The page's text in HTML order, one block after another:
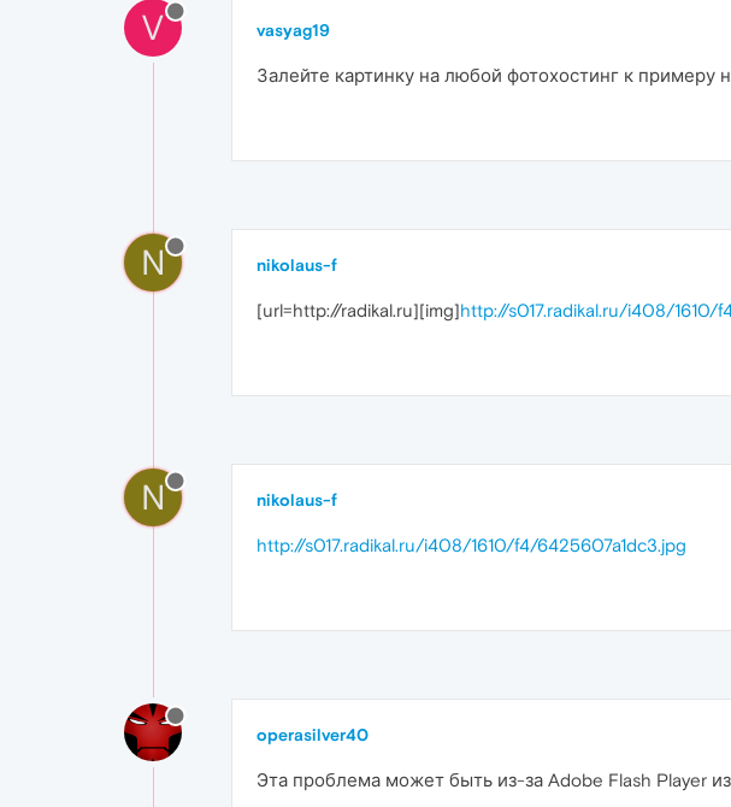
V vasyag19
Залейте картинку на любой фотохостинг к примеру
N nikolaus-f
[url=http://radikal.ru][img]http://s017.radikal.ru/i408/
N nikolaus-f
http://s017.radikal.ru/i408/1610/f4/6425607a1dc3.jpg
operasilver40
Эта проблема может быть из-за Adobe Flash Player